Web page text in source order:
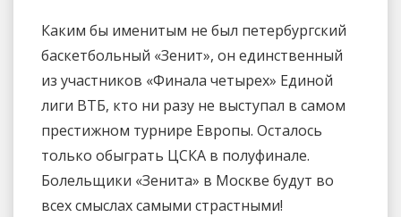
Каким бы именитым не был петербургский
баскетбольный «Зенит», он единственный
из участников «Финала четырех» Единой
лиги ВТБ, кто ни разу не выступал в самом
престижном турнире Европы. Осталось
только обыграть ЦСКА в полуфинале.
Болельщики «Зенита» в Москве будут во
всех смыслах самыми страстными!